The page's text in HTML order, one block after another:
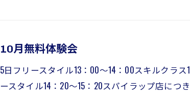
10月無料体験会
5日フリースタイル13：00～14：00スキルクラ
ースタイル14：20～15：20スパイラップ店に